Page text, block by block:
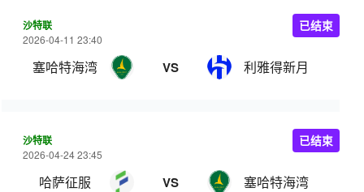
沙特联
2026-04-11 23:40
塞哈特海湾 VS 利雅得新月
已结束
沙特联
2026-04-24 23:45
哈萨征服 VS 塞哈特海湾
已结束